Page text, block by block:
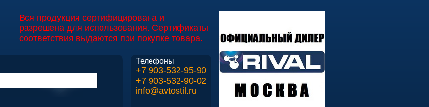
Вся продукция сертифицирована и
разрешена для использования. Сертификаты
соответствия выдаются при покупке товара.
Телефоны
+7 903-532-95-90
+7 903-532-90-02
info@avtostil.ru